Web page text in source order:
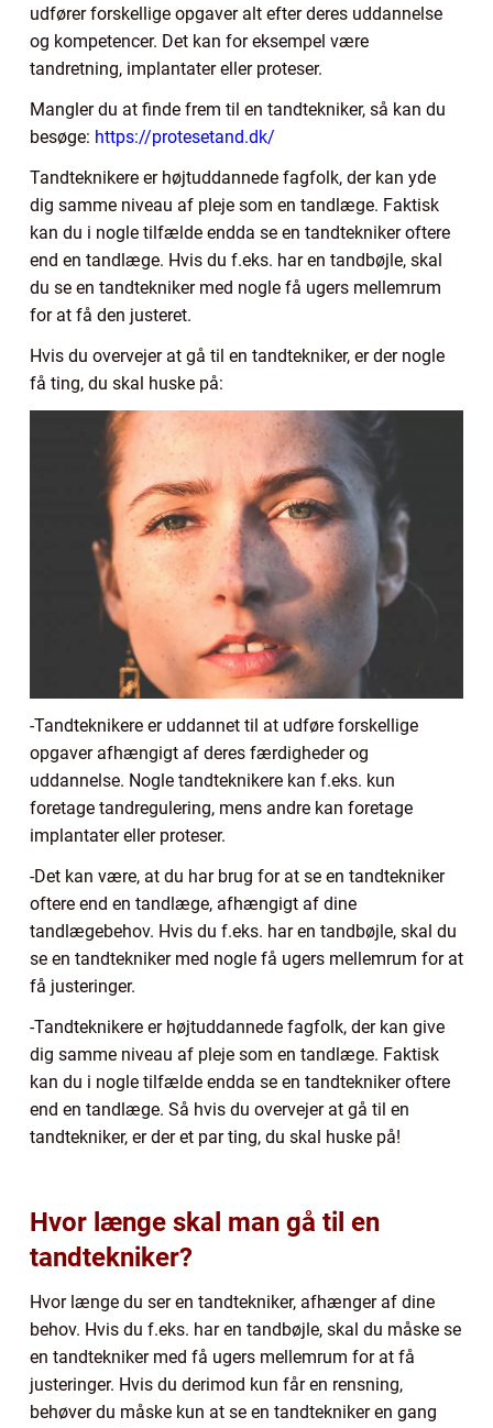
udfører forskellige opgaver alt efter deres uddannelse
og kompetencer. Det kan for eksempel være
tandretning, implantater eller proteser.
Mangler du at finde frem til en tandtekniker, så kan du
besøge: https://protesetand.dk/
Tandteknikere er højtuddannede fagfolk, der kan yde
dig samme niveau af pleje som en tandlæge. Faktisk
kan du i nogle tilfælde endda se en tandtekniker oftere
end en tandlæge. Hvis du f.eks. har en tandbøjle, skal
du se en tandtekniker med nogle få ugers mellemrum
for at få den justeret.
Hvis du overvejer at gå til en tandtekniker, er der nogle
få ting, du skal huske på:
-Tandteknikere er uddannet til at udføre forskellige
opgaver afhængigt af deres færdigheder og
uddannelse. Nogle tandteknikere kan f.eks. kun
foretage tandregulering, mens andre kan foretage
implantater eller proteser.
-Det kan være, at du har brug for at se en tandtekniker
oftere end en tandlæge, afhængigt af dine
tandlægebehov. Hvis du f.eks. har en tandbøjle, skal du
se en tandtekniker med nogle få ugers mellemrum for at
få justeringer.
-Tandteknikere er højtuddannede fagfolk, der kan give
dig samme niveau af pleje som en tandlæge. Faktisk
kan du i nogle tilfælde endda se en tandtekniker oftere
end en tandlæge. Så hvis du overvejer at gå til en
tandtekniker, er der et par ting, du skal huske på!
Hvor længe skal man gå til en
tandtekniker?
Hvor længe du ser en tandtekniker, afhænger af dine
behov. Hvis du f.eks. har en tandbøjle, skal du måske se
en tandtekniker med få ugers mellemrum for at få
justeringer. Hvis du derimod kun får en rensning,
behøver du måske kun at se en tandtekniker en gang